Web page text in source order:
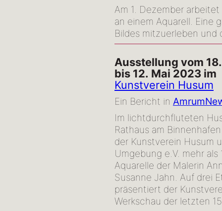
Am 1. Dezember
an einem Aquarell. Eine
Bildes mitzuerleben
Ausstellung vom
bis 12. Mai 2023 im
Kunstverein Husum
Ein Bericht in
Im lichtdurchfluteten
Rathaus am
der Kunstverein Husum
Umgebung e.V. mehr als
Aquarelle der Malerin
Susanne Jahn. Auf drei
präsentiert der
Werkschau der letzten